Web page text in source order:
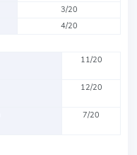
3/20
4/20
11/20
12/20
7/20